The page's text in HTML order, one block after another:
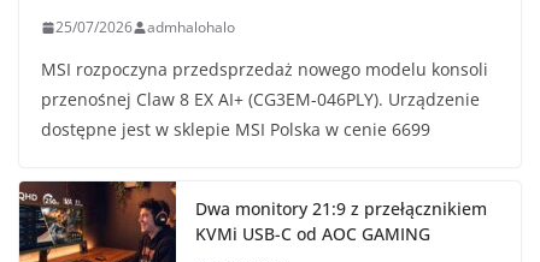
25/07/2026 admhalohalo
MSI rozpoczyna przedsprzedaż nowego modelu konsoli
przenośnej Claw 8 EX AI+ (CG3EM-046PLY). Urządzenie
dostępne jest w sklepie MSI Polska w cenie 6699
Dwa monitory 21:9 z przełącznikiem
KVMi USB-C od AOC GAMING